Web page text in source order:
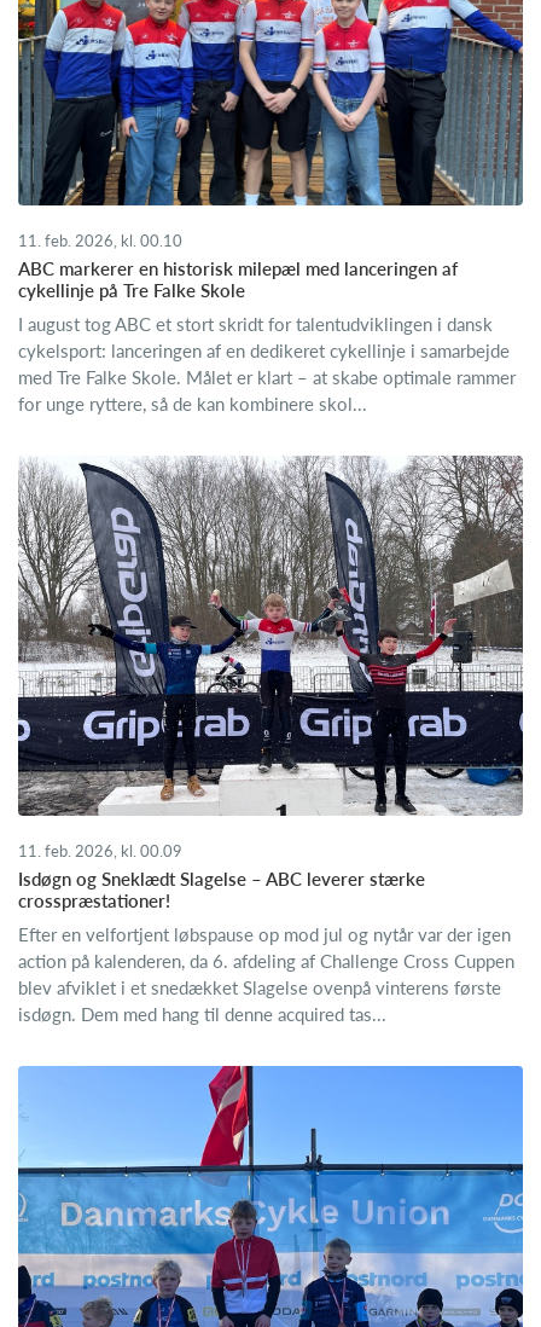
11. feb. 2026, kl. 00.10
ABC markerer en historisk milepæl med lanceringen af
cykellinje på Tre Falke Skole
I august tog ABC et stort skridt for talentudviklingen i dansk
cykelsport: lanceringen af en dedikeret cykellinje i samarbejde
med Tre Falke Skole. Målet er klart – at skabe optimale rammer
for unge ryttere, så de kan kombinere skol...
11. feb. 2026, kl. 00.09
Isdøgn og Sneklædt Slagelse – ABC leverer stærke
crosspræstationer!
Efter en velfortjent løbspause op mod jul og nytår var der igen
action på kalenderen, da 6. afdeling af Challenge Cross Cuppen
blev afviklet i et snedækket Slagelse ovenpå vinterens første
isdøgn. Dem med hang til denne acquired tas...